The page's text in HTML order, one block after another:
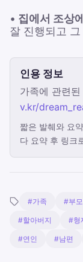
• 집에서 조상
잘 진행되고
인용 정보
가족에 관련
v.kr/
짧은 발췌와 요
다 요약 후 링크
#가족 #부모
#할아버지 #형
#연인 #남편